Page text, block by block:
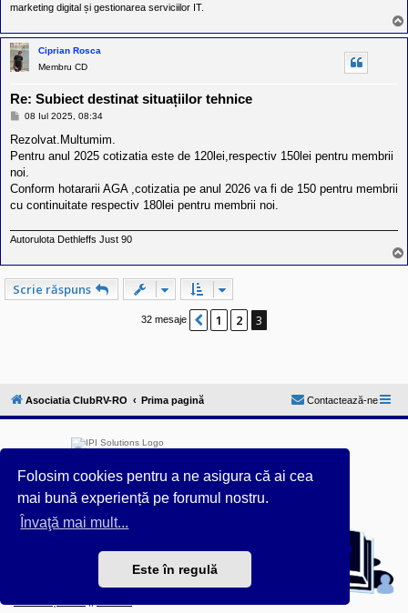
Folosim cookies pentru a ne asigura că ai cea
mai bună experiență pe forumul nostru.
Învaţă mai mult...
Este în regulă
marketing digital și gestionarea serviciilor IT.
Ciprian Rosca
Membru CD
Re: Subiect destinat situațiilor tehnice
M
s
j
08 Iul 2025, 08:34
Rezolvat.Multumim.
Pentru anul 2025 cotizatia este de 120lei,respectiv 150lei pentru membrii
noi.
Conform hotararii AGA ,cotizatia pe anul 2026 va fi de 150 pentru membrii
cu continuitate respectiv 180lei pentru membrii noi.
Autorulota Dethleffs Just 90
Scrie răspuns
32 mesaje Anterior
1 2 3
Asociatia ClubRV-RO Prima pagină Contactează-ne
Furnizat de phpBB® Forum Software © phpBB Limited
Style ProsilverSlideEdition created by Talk19Zehn OnGray-
Design.de & Style Updated by